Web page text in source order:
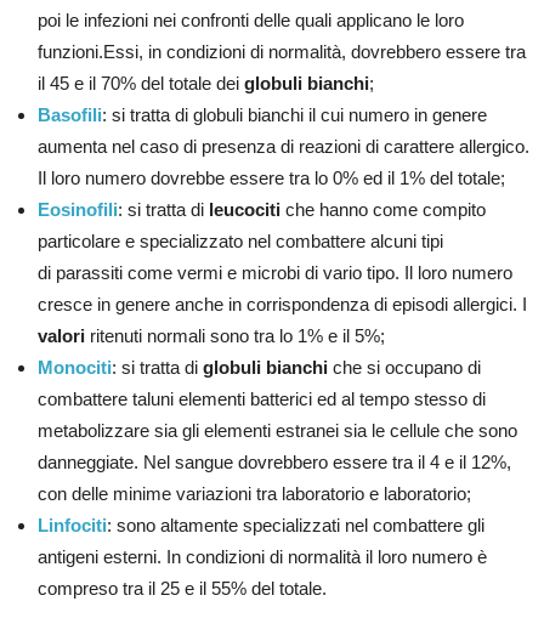
poi le infezioni nei confronti delle quali applicano le loro
funzioni.Essi, in condizioni di normalità, dovrebbero essere tra
il 45 e il 70% del totale dei globuli bianchi;
Basofili: si tratta di globuli bianchi il cui numero in genere
aumenta nel caso di presenza di reazioni di carattere allergico.
Il loro numero dovrebbe essere tra lo 0% ed il 1% del totale;
Eosinofili: si tratta di leucociti che hanno come compito
particolare e specializzato nel combattere alcuni tipi
di parassiti come vermi e microbi di vario tipo. Il loro numero
cresce in genere anche in corrispondenza di episodi allergici. I
valori ritenuti normali sono tra lo 1% e il 5%;
Monociti: si tratta di globuli bianchi che si occupano di
combattere taluni elementi batterici ed al tempo stesso di
metabolizzare sia gli elementi estranei sia le cellule che sono
danneggiate. Nel sangue dovrebbero essere tra il 4 e il 12%,
con delle minime variazioni tra laboratorio e laboratorio;
Linfociti: sono altamente specializzati nel combattere gli
antigeni esterni. In condizioni di normalità il loro numero è
compreso tra il 25 e il 55% del totale.